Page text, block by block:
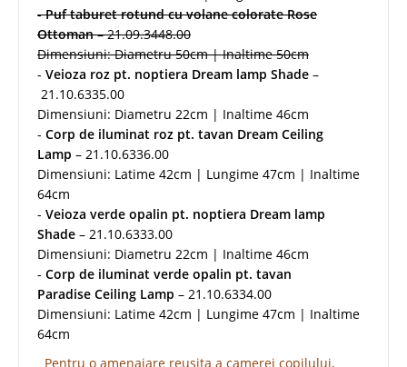
-Puf taburet rotund cu volane colorate Rose
Ottoman– 21.09.3448.00
Dimensiuni: Diametru 50cm | Inaltime 50cm
- Veioza roz pt. noptiera Dream lamp Shade –
21.10.6335.00
Dimensiuni: Diametru 22cm | Inaltime 46cm
- Corp de iluminat roz pt. tavan Dream Ceiling
Lamp – 21.10.6336.00
Dimensiuni: Latime 42cm | Lungime 47cm | Inaltime
64cm
- Veioza verde opalin pt. noptiera Dream lamp
Shade – 21.10.6333.00
Dimensiuni: Diametru 22cm | Inaltime 46cm
- Corp de iluminat verde opalin pt. tavan
Paradise Ceiling Lamp – 21.10.6334.00
Dimensiuni: Latime 42cm | Lungime 47cm | Inaltime
64cm
Pentru o amenajare reusita a camerei copilului,